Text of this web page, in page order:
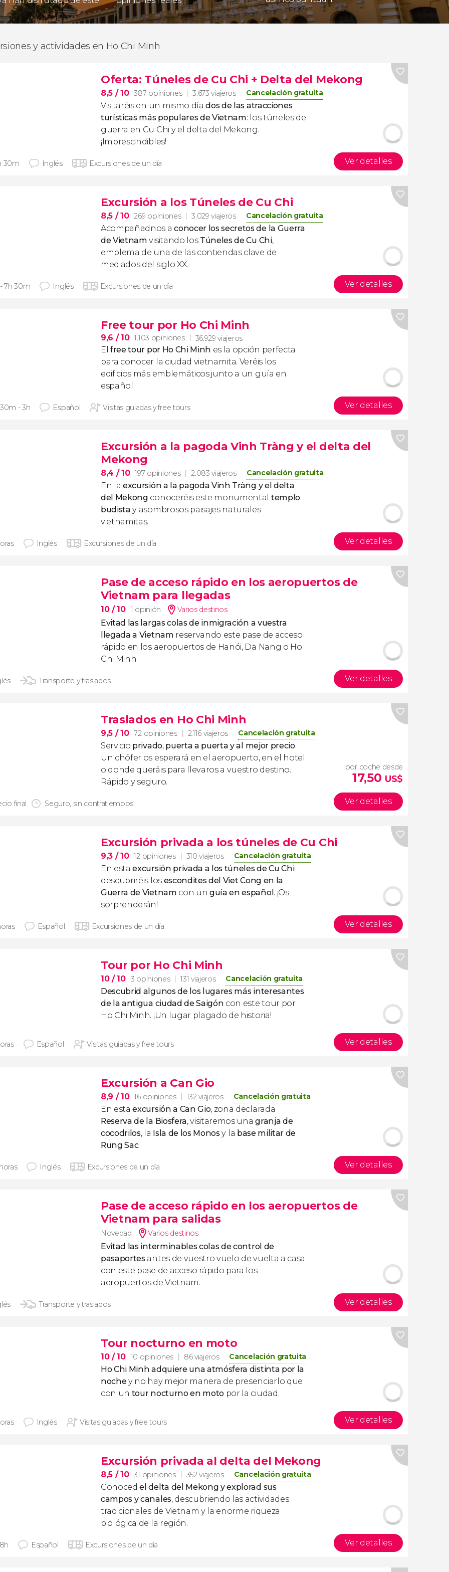
y actividades en Ho Chi Minh
Oferta: Túneles de Cu Chi + Delta del Mekong
8,5 / 10 387 opiniones 3.673 viajeros Cancelación gratuita
Visitaréis en un mismo díados de las atracciones
turísticas más populares de Vietnam: los túneles de
guerra en Cu Chi y el delta del Mekong.
¡Imprescindibles!
30m Inglés Excursiones de un día Ver detalles
Excursión a los Túneles de Cu Chi
8,5 / 10 269 opiniones 3.029 viajeros Cancelación gratuita
Acompañadnos aconocer los secretos de la Guerra
de Vietnam visitando los Túneles de Cu Chi,
emblema de una de las contiendas clave de
mediados del siglo XX.
7h 30m Inglés Excursiones de un día Ver detalles
Free tour por Ho Chi Minh
9,6 / 10 1.103 opiniones 36.929 viajeros
Elfree tour por Ho Chi Minh es la opción perfecta
para conocer la ciudad vietnamita. Veréis los
edificios más emblemáticos junto a un guía en
español.
- 3h Español Visitas guiadas y free tours Ver detalles
Excursión a la pagoda Vinh Tràng y el delta del
Mekong
8,4 / 10 197 opiniones 2.083 viajeros Cancelación gratuita
En laexcursión a la pagoda Vinh Tràng y el delta
del Mekong conoceréis este monumental templo
budistay asombrosos paisajes naturales
vietnamitas.
Inglés Excursiones de un día Ver detalles
Pase de acceso rápido en los aeropuertos de
Vietnam para llegadas
10/ 10 1 opinión Varios destinos
Evitad las largas colas de inmigración a vuestra
llegada a Vietnam reservando este pase de acceso
rápido en los aeropuertos de Hanói, Da Nang o Ho
Chi Minh.
Transporte y traslados Ver detalles
Traslados en Ho Chi Minh
9,5 / 10 72 opiniones 2.116 viajeros Cancelación gratuita
Servicio privado, puerta a puerta y al mejor precio.
Un chófer os esperará en el aeropuerto, en el hotel
o donde queráis para llevaros a vuestro destino.
Rápido y seguro.
final Seguro, sin contratiempos
por coche desde
17,50 US$
Ver detalles
Excursión privada a los túneles de Cu Chi
9,3 / 10 12 opiniones 310 viajeros Cancelación gratuita
En estaexcursión privada a los túneles de Cu Chi
descubriréis los escondites del Viet Cong en la
Guerra de Vietnam con un guía en español . ¡Os
sorprenderán!
Español Excursiones de un día Ver detalles
Tour por Ho Chi Minh
10/ 10 3 opiniones 131 viajeros Cancelación gratuita
Descubrid algunos de los lugares más interesantes
de la antigua ciudad de Saigón con este tour por
Ho Chi Minh. ¡Un lugar plagado de historia!
Español Visitas guiadas y free tours Ver detalles
Excursión a Can Gio
8,9 / 10 16 opiniones 132 viajeros Cancelación gratuita
En estaexcursión a Can Gio, zona declarada
Reserva de la Biosfera, visitaremos unagranja de
cocodrilos, la Isla de los Monosy la base militar de
Rung Sac.
Inglés Excursiones de un día Ver detalles
Pase de acceso rápido en los aeropuertos de
Vietnam para salidas
Novedad Varios destinos
Evitad las interminables colas de control de
pasaportesantes de vuestro vuelo de vuelta a casa
con este pase de acceso rápido para los
aeropuertos de Vietnam.
Transporte y traslados Ver detalles
Tour nocturno en moto
10/ 10 10 opiniones 86 viajeros Cancelación gratuita
Ho Chi Minh adquiere una atmósfera distinta por la
noche y no hay mejor manera de presenciarlo que
con un tour nocturno en moto por la ciudad.
Inglés Visitas guiadas y free tours Ver detalles
Excursión privada al delta del Mekong
8,5 / 10 31 opiniones 352 viajeros Cancelación gratuita
Conocedel delta del Mekong y explorad sus
campos y canales, descubriendo las actividades
tradicionales de Vietnam y la enorme riqueza
biológica de la región.
Español Excursiones de un día Ver detalles